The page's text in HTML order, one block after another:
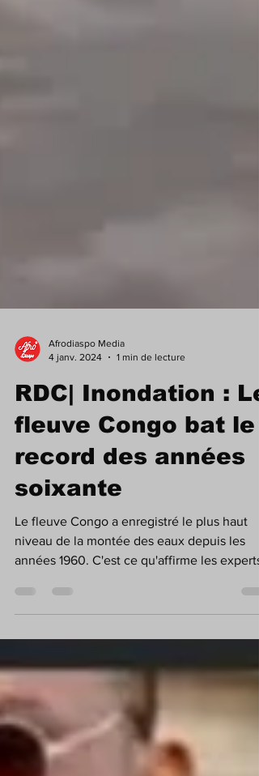
RDC| Inondation : Le
fleuve Congo bat le
record des années
soixante
Le fleuve Congo a enregistré le plus haut
niveau de la montée des eaux depuis les